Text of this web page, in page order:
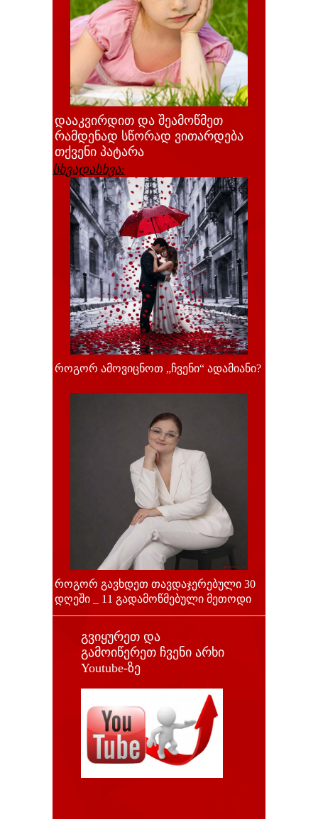
დააკვირდით და შეამოწმეთ
რამდენად სწორად ვითარდება
თქვენი პატარა
სხვადასხვა:
როგორ ამოვიცნოთ „ჩვენი“ ადამიანი?
როგორ გავხდეთ თავდაჯერებული 30
დღეში _ 11 გადამოწმებული მეთოდი
გვიყურეთ და
გამოიწერეთ ჩვენი არხი
Youtube-ზე